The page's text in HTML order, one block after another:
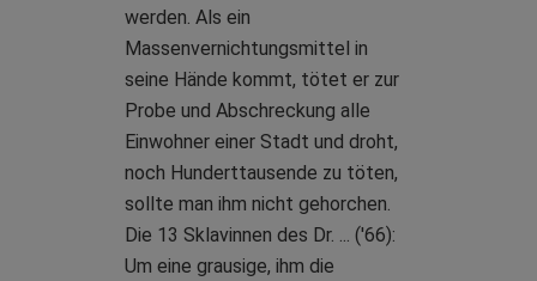
werden. Als ein
Massenvernichtungsmittel in
seine Hände kommt, tötet er zur
Probe und Abschreckung alle
Einwohner einer Stadt und droht,
noch Hunderttausende zu töten,
sollte man ihm nicht gehorchen.
Die 13 Sklavinnen des Dr. ... ('66):
Um eine grausige, ihm die